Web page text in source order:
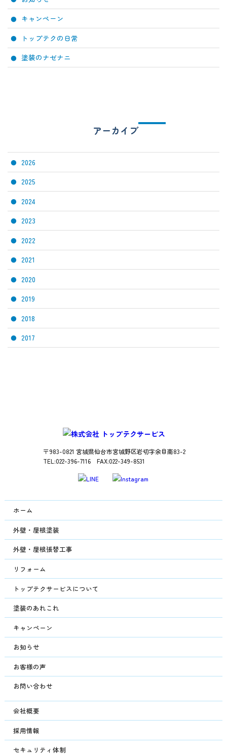
キャンペーン
トップテクの日常
塗装のナゼナニ
アーカイブ
2026
2025
2024
2023
2022
2021
2020
2019
2018
2017
〒983-0821 宮城県仙台市宮城野区岩切字余目南83-2
TEL:022-396-7116 FAX:022-349-8531
ホーム
外壁・屋根塗装
外壁・屋根張替工事
リフォーム
トップテクサービスについて
塗装のあれこれ
キャンペーン
お知らせ
お客様の声
お問い合わせ
会社概要
採用情報
セキュリティ体制